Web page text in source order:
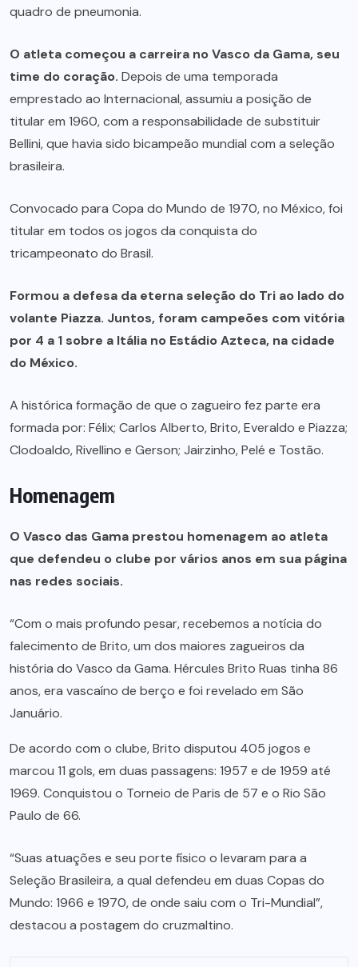
quadro de pneumonia.
O atleta começou a carreira noVasco da Gama, seu
time do coração. Depois de uma temporada
emprestado ao Internacional, assumiu a posição de
titular em 1960, com a responsabilidade de substituir
Bellini, que havia sido bicampeão mundial com a seleção
brasileira.
Convocado para Copa do Mundo de 1970, no México, foi
titular em todos os jogos da conquista do
tricampeonato do Brasil.
Formou a defesa da eterna seleção do Tri ao lado do
volante Piazza. Juntos, foram campeões com vitória
por 4 a 1 sobre a Itália no Estádio Azteca, na cidade
do México.
A histórica formação de que o zagueiro fez parte era
formada por: Félix; Carlos Alberto, Brito, Everaldo e Piazza;
Clodoaldo, Rivellino e Gerson; Jairzinho, Pelé e Tostão.
Homenagem
O Vasco das Gama prestou homenagem ao atleta
que defendeu o clube por vários anos em sua página
nas redes sociais.
“Com o mais profundo pesar, recebemos a notícia do
falecimento de Brito, um dos maiores zagueiros da
história do Vasco da Gama. Hércules Brito Ruas tinha 86
anos, era vascaíno de berço e foi revelado em São
Januário.
De acordo com o clube, Brito disputou 405 jogos e
marcou 11 gols, em duas passagens: 1957 e de 1959 até
1969. Conquistou o Torneio de Paris de 57 e o Rio São
Paulo de 66.
“Suas atuações e seu porte físico o levaram para a
Seleção Brasileira, a qual defendeu em duas Copas do
Mundo: 1966 e 1970, de onde saiu com o Tri-Mundial”,
destacou a postagem do cruzmaltino.